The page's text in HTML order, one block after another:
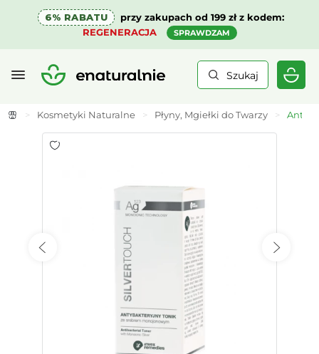
6% RABATU
przy zakupach od 199 zł z kodem:
REGENERACJA
SPRAWDZAM
Szukaj
> Kosmetyki Naturalne > Płyny, Mgiełki do Twarzy >